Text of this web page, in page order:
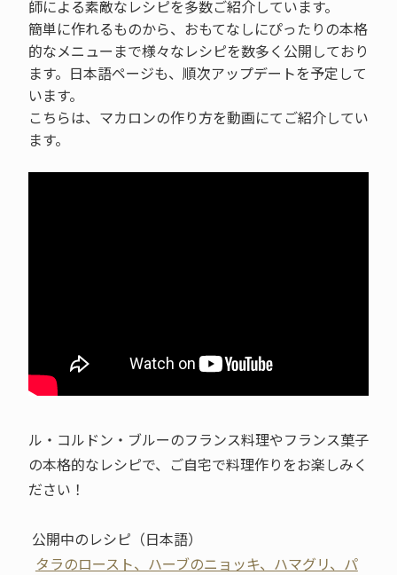
師による素敵なレシピを多数ご紹介しています。
簡単に作れるものから、おもてなしにぴったりの本格
的なメニューまで様々なレシピを数多く公開しており
ます。日本語ページも、順次アップデートを予定して
います。
こちらは、マカロンの作り方を動画にてご紹介してい
ます。
ル・コルドン・ブルーのフランス料理やフランス菓子
の本格的なレシピで、ご自宅で料理作りをお楽しみく
ださい！
公開中のレシピ（日本語）
タラのロースト、ハーブのニョッキ、ハマグリ、パ